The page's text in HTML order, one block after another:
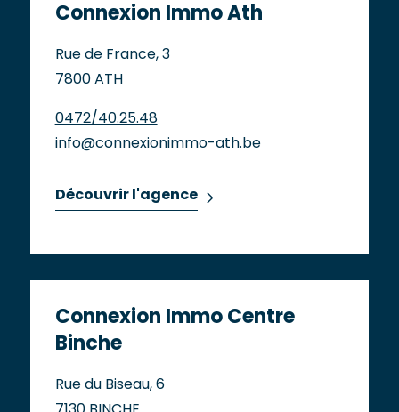
Connexion Immo Ath
Rue de France, 3
7800 ATH
0472/40.25.48
info@connexionimmo-ath.be
Découvrir l'agence
Connexion Immo Centre
Binche
Rue du Biseau, 6